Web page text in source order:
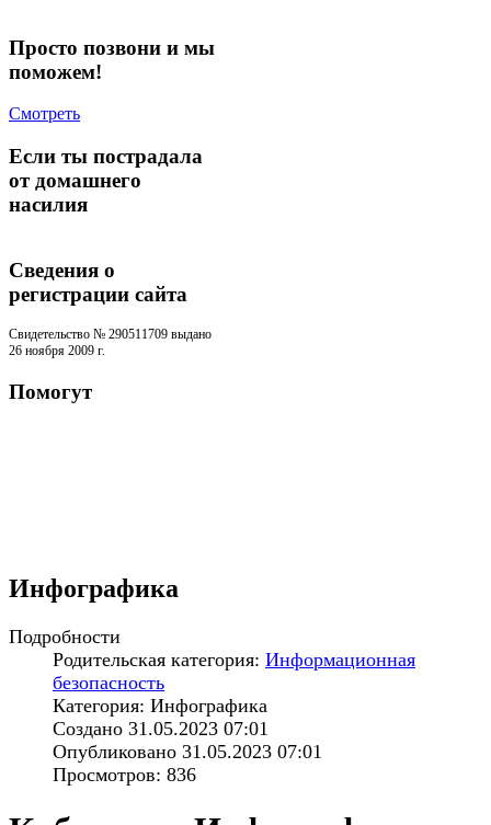
Просто позвони и мы
поможем!
Смотреть
Если ты пострадала
от домашнего
насилия
Сведения о
регистрации cайта
Свидетельство № 290511709 выдано
26 ноября 2009 г.
Помогут
Инфографика
Подробности
Родительская категория: Информационная
безопасность
Категория: Инфографика
Создано 31.05.2023 07:01
Опубликовано 31.05.2023 07:01
Просмотров: 836